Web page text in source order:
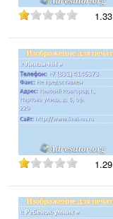
1.33
1.29